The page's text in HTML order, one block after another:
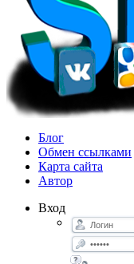
Блог
Обмен ссылками
Карта сайта
Автор
Вход